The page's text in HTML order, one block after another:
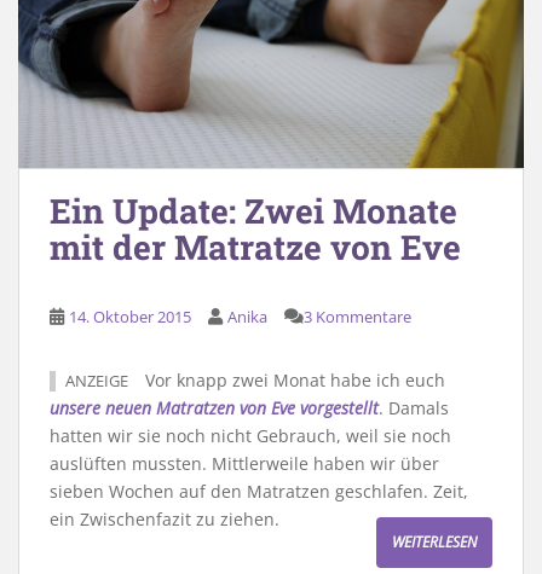
Ein Update: Zwei Monate
mit der Matratze von Eve
14. Oktober 2015 Anika 3 Kommentare
ANZEIGE
Vor knapp zwei Monat habe ich euch
unsere neuen Matratzen von Eve vorgestellt. Damals
hatten wir sie noch nicht Gebrauch, weil sie noch
auslüften mussten. Mittlerweile haben wir über
sieben Wochen auf den Matratzen geschlafen. Zeit,
ein Zwischenfazit zu ziehen.
WEITERLESEN